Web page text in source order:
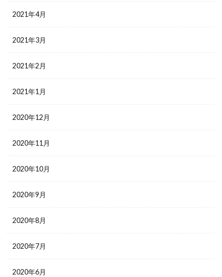
2021年4月
2021年3月
2021年2月
2021年1月
2020年12月
2020年11月
2020年10月
2020年9月
2020年8月
2020年7月
2020年6月